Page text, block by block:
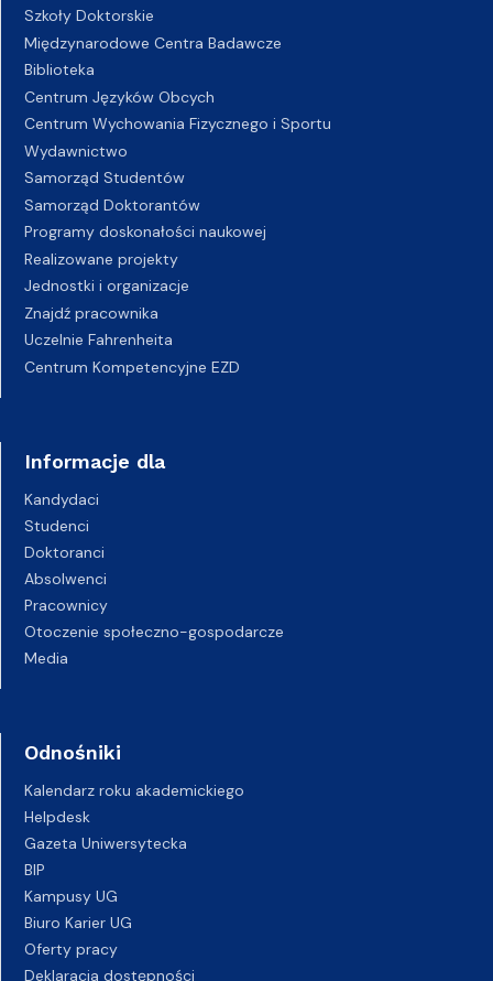
Szkoły Doktorskie
Międzynarodowe Centra Badawcze
Biblioteka
Centrum Języków Obcych
Centrum Wychowania Fizycznego i Sportu
Wydawnictwo
Samorząd Studentów
Samorząd Doktorantów
Programy doskonałości naukowej
Realizowane projekty
Jednostki i organizacje
Znajdź pracownika
Uczelnie Fahrenheita
Centrum Kompetencyjne EZD
Informacje dla
Kandydaci
Studenci
Doktoranci
Absolwenci
Pracownicy
Otoczenie społeczno-gospodarcze
Media
Odnośniki
Kalendarz roku akademickiego
Helpdesk
Gazeta Uniwersytecka
BIP
Kampusy UG
Biuro Karier UG
Oferty pracy
Deklaracja dostępności